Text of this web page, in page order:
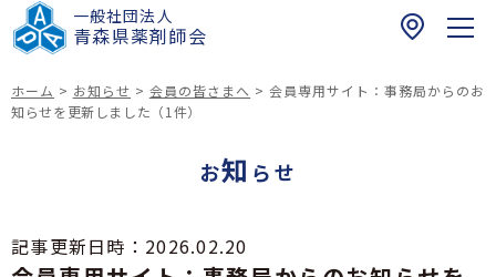
一般社団法人
青森県薬剤師会
青森県民の皆さまへ
健康介護まちかど相談薬局
3
ホーム > お知らせ > 会員の皆さまへ > 会員専用サイト：事務局からのお
知らせを更新しました（1件）
お知 らせ
記事更新日時： 2026.02.20